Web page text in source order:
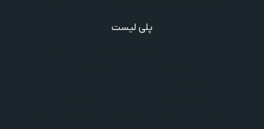
پلی لیست